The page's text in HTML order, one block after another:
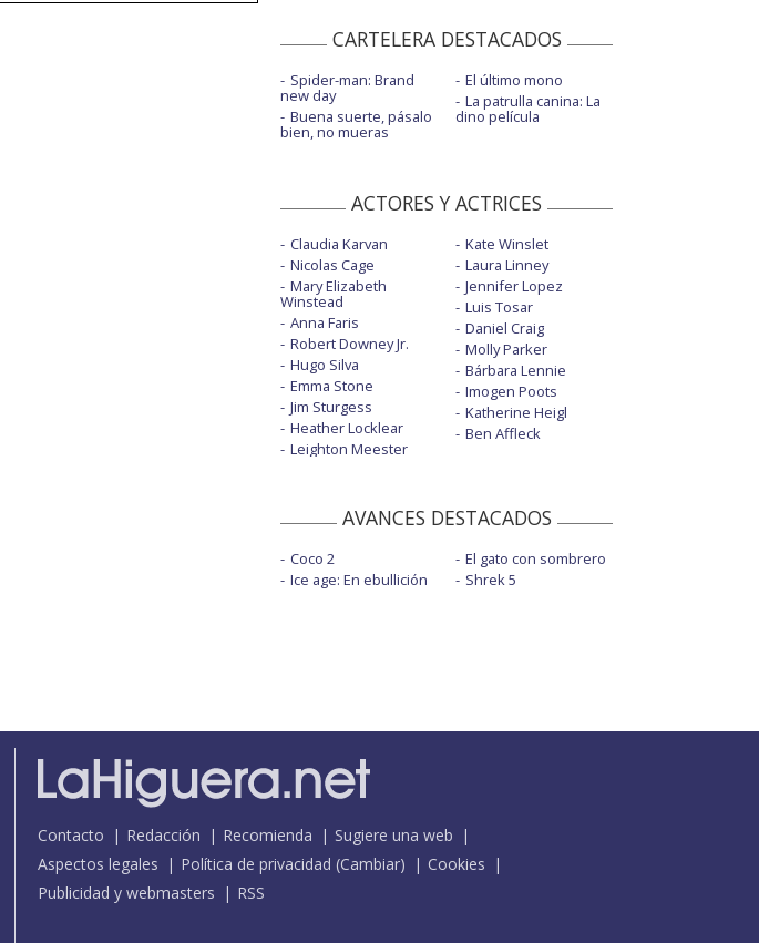
CARTELERA DESTACADOS
Spider-man: Brand
new day
Buena suerte, pásalo
bien, no mueras
El último mono
La patrulla canina: La
dino película
ACTORES Y ACTRICES
Claudia Karvan
Nicolas Cage
Mary Elizabeth
Winstead
Anna Faris
Robert Downey Jr.
Hugo Silva
Emma Stone
Jim Sturgess
Heather Locklear
Leighton Meester
Kate Winslet
Laura Linney
Jennifer Lopez
Luis Tosar
Daniel Craig
Molly Parker
Bárbara Lennie
Imogen Poots
Katherine Heigl
Ben Affleck
AVANCES DESTACADOS
Coco 2
Ice age: En ebullición
El gato con sombrero
Shrek 5
Contacto Redacción Recomienda
Sugiere una web
Aspectos legales
Política de privacidad (Cambiar)
Cookies
Publicidad y webmasters
RSS